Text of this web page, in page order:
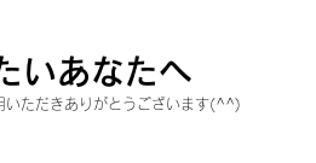
いあなたへ
いただきありがとうございます(^^)